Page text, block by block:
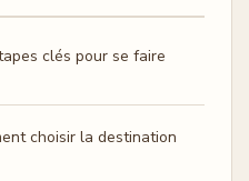
clés pour se faire
choisir la destination